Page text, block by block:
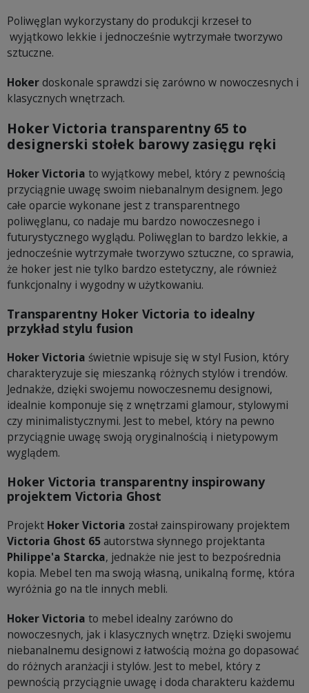
Poliwęglan wykorzystany do produkcji krzeseł to
wyjątkowo lekkie i jednocześnie wytrzymałe tworzywo
sztuczne.
Hokerdoskonale sprawdzi się zarówno w nowoczesnych i
klasycznych wnętrzach.
Hoker Victoria transparentny 65 to
designerski stołek barowy zasięgu ręki
Hoker Victoria to wyjątkowy mebel, który z pewnością
przyciągnie uwagę swoim niebanalnym designem. Jego
całe oparcie wykonane jest z transparentnego
poliwęglanu, co nadaje mu bardzo nowoczesnego i
futurystycznego wyglądu. Poliwęglan to bardzo lekkie, a
jednocześnie wytrzymałe tworzywo sztuczne, co sprawia,
że hoker jest nie tylko bardzo estetyczny, ale również
funkcjonalny i wygodny w użytkowaniu.
Transparentny Hoker Victoria to idealny
przykład stylu fusion
Hoker Victoria świetnie wpisuje się w styl Fusion, który
charakteryzuje się mieszanką różnych stylów i trendów.
Jednakże, dzięki swojemu nowoczesnemu designowi,
idealnie komponuje się z wnętrzami glamour, stylowymi
czy minimalistycznymi. Jest to mebel, który na pewno
przyciągnie uwagę swoją oryginalnością i nietypowym
wyglądem.
Hoker Victoria transparentny inspirowany
projektem Victoria Ghost
Projekt Hoker Victoria został zainspirowany projektem
Victoria Ghost 65 autorstwa słynnego projektanta
Philippe'a Starcka, jednakże nie jest to bezpośrednia
kopia. Mebel ten ma swoją własną, unikalną formę, która
wyróżnia go na tle innych mebli.
Hoker Victoria to mebel idealny zarówno do
nowoczesnych, jak i klasycznych wnętrz. Dzięki swojemu
niebanalnemu designowi z łatwością można go dopasować
do różnych aranżacji i stylów. Jest to mebel, który z
pewnością przyciągnie uwagę i doda charakteru każdemu